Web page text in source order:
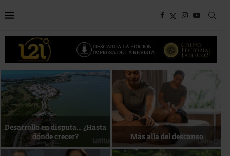
Bottega, un viaje servido a la
mesa
Energía que Impulsa la
competitividad